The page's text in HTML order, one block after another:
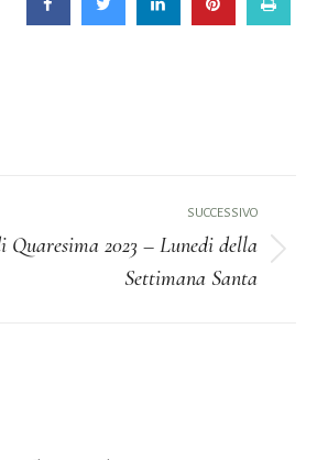
SUCCESSIVO
Quaresima 2023 – Lunedi della
Settimana Santa